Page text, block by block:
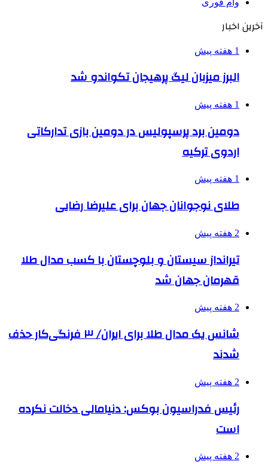
آخرین اخبار
1 هفته پیش
البرز میزبان لیگ پرهیجان تکواندو شد
1 هفته پیش
دومین برد پرسپولیس در دومین بازی تدارکاتی
اردوی ترکیه
1 هفته پیش
طلای نوجوانان جهان برای علیرضا رضایی
2 هفته پیش
تیرانداز سیستان و بلوچستان با کسب مدال طلا
قهرمان جهان شد
2 هفته پیش
شانس یک مدال طلا برای ایران/ ۳ فرنگی‌کار حذف
شدند
2 هفته پیش
رئیس فدراسیون بوکس: دنیامالی دخالت نکرده
است
2 هفته پیش